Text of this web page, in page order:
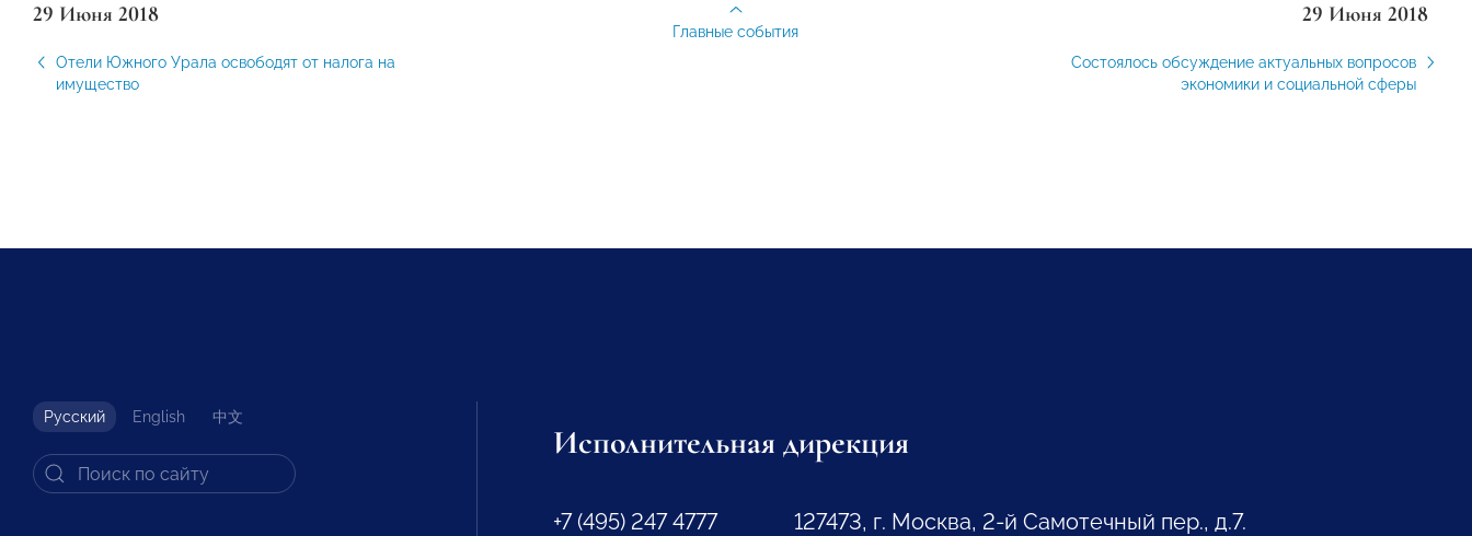
29 Июня 2018
Отели Южного Урала освободят от налога на
имущество
29 Июня 2018
Состоялось обсуждение актуальных вопросов
экономики и социальной сферы
Главные события
Русский English 中文
Исполнительная дирекция
+7 (495) 247 4777
127473, г. Москва, 2-й Самотечный пер., д.7.